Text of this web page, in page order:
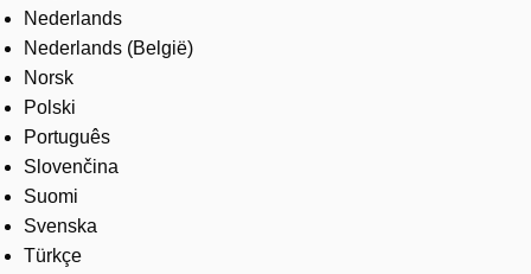
Nederlands
Nederlands (België)
Norsk
Polski
Português
Slovenčina
Suomi
Svenska
Türkçe